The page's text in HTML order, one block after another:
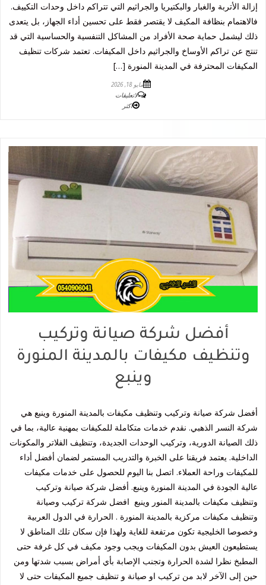
إزالة الأتربة والغبار والبكتيريا والجراثيم التي تتراكم داخل وحدات التكييف.
فالاهتمام بنظافة المكيف لا يقتصر فقط على تحسين أداء الجهاز، بل يتعدى
ذلك ليشمل حماية صحة الأفراد من المشاكل التنفسية والحساسية التي قد
تنتج عن تراكم الأوساخ والجراثيم داخل المكيفات. تعتمد شركات تنظيف
المكيفات المحترفة في المدينة المنورة […]
مايو 18, 2026
لاتعليقات
اكثر
أفضل شركة صيانة وتركيب
وتنظيف مكيفات بالمدينة المنورة
وينبع
أفضل شركة صيانة وتركيب وتنظيف مكيفات بالمدينة المنورة وينبع هي
شركة النسر الذهبي. نقدم خدمات متكاملة للمكيفات بمهنية عالية، بما في
ذلك الصيانة الدورية، وتركيب الوحدات الجديدة، وتنظيف الفلاتر والمكونات
الداخلية. يعتمد فريقنا على الخبرة والتدريب المستمر لضمان أفضل أداء
للمكيفات وراحة العملاء. اتصل بنا اليوم للحصول على خدمات مكيفات
عالية الجودة في المدينة المنورة وينبع. أفضل شركة صيانة وتركيب
وتنظيف مكيفات بالمدينة المنور وينبع افضل شركة تركيب وصيانة
وتنظيف مكيفات مركزية بالمدينة المنورة . الحرارة في الدول العربية
وخصوصا الخليجية تكون مرتفعة للغاية ولهذا فإن سكان تلك المناطق لا
يستطيعون العيش بدون المكيفات ويجب وجود مكيف في كل غرفة حتى
المطبخ نظرا لشدة الحرارة وتجنب الإصابة بأي أمراض بسبب شدتها ومن
حين إلى الآخر لابد من تركيب او صيانة و تنظيف جميع المكيفات حتى لا